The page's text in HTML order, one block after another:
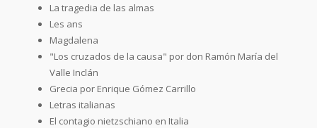
La tragedia de las almas
Les ans
Magdalena
"Los cruzados de la causa" por don Ramón María del
Valle Inclán
Grecia por Enrique Gómez Carrillo
Letras italianas
El contagio nietzschiano en Italia